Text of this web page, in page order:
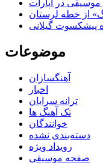
در آپارات
از خطه لرستان
پیشکسوت گیلانی
موضوعات
آهنگسازان
اخبار
ترانه سرایان
تک آهنگ ها
خوانندگان
دسته‌بندی نشده
رویداد ویژه
صفحه موسیقی